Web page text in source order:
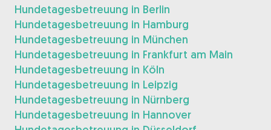
Hundetagesbetreuung in Berlin
Hundetagesbetreuung in Hamburg
Hundetagesbetreuung in München
Hundetagesbetreuung in Frankfurt am Main
Hundetagesbetreuung in Köln
Hundetagesbetreuung in Leipzig
Hundetagesbetreuung in Nürnberg
Hundetagesbetreuung in Hannover